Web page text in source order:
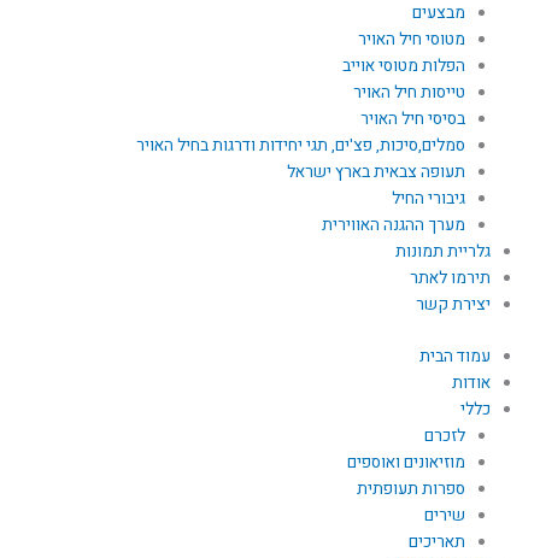
מבצעים
מטוסי חיל האויר
הפלות מטוסי אוייב
טייסות חיל האויר
בסיסי חיל האויר
סמלים,סיכות, פצ'ים, תגי יחידות ודרגות בחיל האויר
תעופה צבאית בארץ ישראל
גיבורי החיל
מערך ההגנה האווירית
גלריית תמונות
תירמו לאתר
יצירת קשר
עמוד הבית
אודות
כללי
לזכרם
מוזיאונים ואוספים
ספרות תעופתית
שירים
תאריכים